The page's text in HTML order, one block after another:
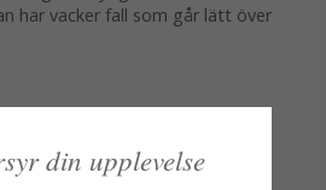
har vacker fall som går lätt över
10cmdin upplevelse